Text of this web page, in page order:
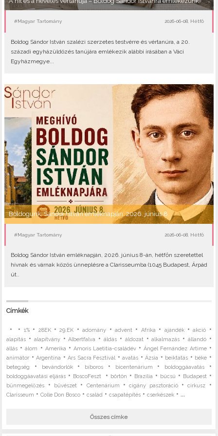
#Magyar Tartomány 2026-06-08, Hétfő
Boldog Sándor István szalézi szerzetes testvérre és vértanúra, a 20.
századi egyházüldözés tanújára emlékezik alábbi írásában a Váci
Egyházmegye...
Boldogunk, Sándor István emléknapján: 2026. június 8.
#Magyar Tartomány 2026-06-08, Hétfő
Boldog Sándor István emléknapján, 2026. június 8-án, hétfőn szeretettel
hívnak és várnak közös ünneplésre a Clarisseumba (1045 Budapest, Árpád
út..
Címkék
• • 1%• 28EK•29.EK •adomány •advent • Afrika • ajándék•akció •
alapítás • alapítvány•Albertfalva •áldás • áldozat•alkalmazás • állandó•
állás •álom • Amerika • Amoris Laetitia-családév •Ángel Fernández Artime•
animátor •Argentína •Ars Sacra Fesztivál •avatás •Ázsia • beiktatás • béke •
betegség • bevándorlók• bíboros • bicentenárium • boldoggáavatás•
boldoggáavatási eljárás • BoscoFeszt • börtön • Brazília • búcsú • Budapest•
bűnmegelőzés • bűvészet• Centenárium •cigány pasztoráció•cirkusz •
Clarisseum •Colle Don Bosco •család •csapatépítés •cserkészek • ...
Összes címke